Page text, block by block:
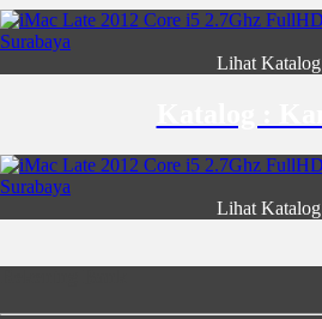
Lihat Katalog
Lihat Katalog